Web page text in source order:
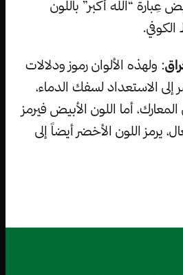
“الله أكبر” باللون
: ولهذه الألوان رموز ودلالات
إلى الاستعداد لسفك الدماء،
المعارك، أما اللون الأبيض فيرمز
يرمز اللون الأخضر أيضاً إلى